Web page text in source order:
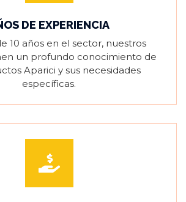
DE EXPERIENCIA
10 años en el sector, nuestros
un profundo conocimiento de
Aparici y sus necesidades
específicas.